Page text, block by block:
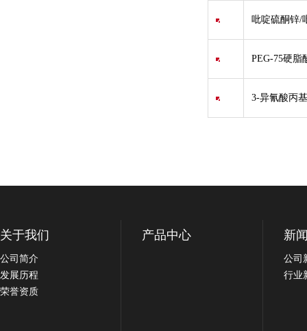
吡啶硫酮锌/
PEG-75硬脂
3-异氰酸丙
关于我们
公司简介
发展历程
荣誉资质
产品中心 新
公司
行业